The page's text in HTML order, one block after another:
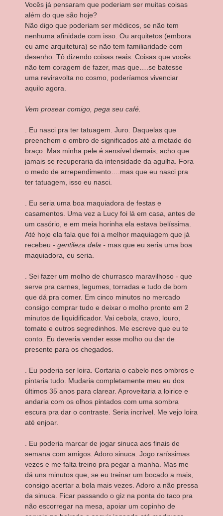
Vocês já pensaram que poderiam ser muitas coisas
além do que são hoje?
Não digo que poderiam ser médicos, se não tem
nenhuma afinidade com isso. Ou arquitetos (embora
eu ame arquitetura) se não tem familiaridade com
desenho. Tô dizendo coisas reais. Coisas que vocês
não tem coragem de fazer, mas que….se batesse
uma reviravolta no cosmo, poderíamos vivenciar
aquilo agora.
Vem prosear comigo, pega seu café.
. Eu nasci pra ter tatuagem. Juro. Daquelas que
preenchem o ombro de significados até a metade do
braço. Mas minha pele é sensível demais, acho que
jamais se recuperaria da intensidade da agulha. Fora
o medo de arrependimento….mas que eu nasci pra
ter tatuagem, isso eu nasci.
. Eu seria uma boa maquiadora de festas e
casamentos. Uma vez a Lucy foi lá em casa, antes de
um casório, e em meia horinha ela estava belíssima.
Até hoje ela fala que foi a melhor maquiagem que já
recebeu - gentileza dela - mas que eu seria uma boa
maquiadora, eu seria.
. Sei fazer um molho de churrasco maravilhoso - que
serve pra carnes, legumes, torradas e tudo de bom
que dá pra comer. Em cinco minutos no mercado
consigo comprar tudo e deixar o molho pronto em 2
minutos de liquidificador. Vai cebola, cravo, louro,
tomate e outros segredinhos. Me escreve que eu te
conto. Eu deveria vender esse molho ou dar de
presente para os chegados.
. Eu poderia ser loira. Cortaria o cabelo nos ombros e
pintaria tudo. Mudaria completamente meu eu dos
últimos 35 anos para clarear. Aproveitaria a loirice e
andaria com os olhos pintados com uma sombra
escura pra dar o contraste. Seria incrível. Me vejo loira
até enjoar.
. Eu poderia marcar de jogar sinuca aos finais de
semana com amigos. Adoro sinuca. Jogo raríssimas
vezes e me falta treino pra pegar a manha. Mas me
dá uns minutos que, se eu treinar um bocado a mais,
consigo acertar a bola mais vezes. Adoro a não pressa
da sinuca. Ficar passando o giz na ponta do taco pra
não escorregar na mesa, apoiar um copinho de